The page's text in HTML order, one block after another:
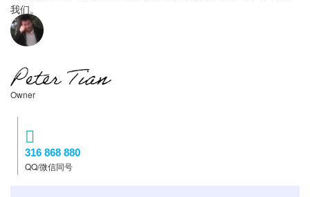
我们。
Owner
316 868 880
QQ/微信同号